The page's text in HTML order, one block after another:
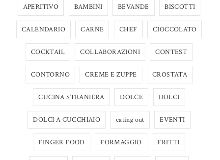
APERITIVO BAMBINI BEVANDE BISCOTTI
CALENDARIO CARNE CHEF CIOCCOLATO
COCKTAIL COLLABORAZIONI CONTEST
CONTORNO CREME E ZUPPE CROSTATA
CUCINA STRANIERA DOLCE DOLCI
DOLCI A CUCCHIAIO eating out EVENTI
FINGER FOOD FORMAGGIO FRITTI